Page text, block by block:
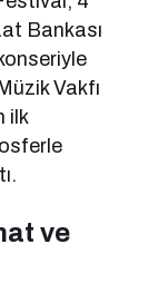
Bankası
Vakfı
ilk
ve